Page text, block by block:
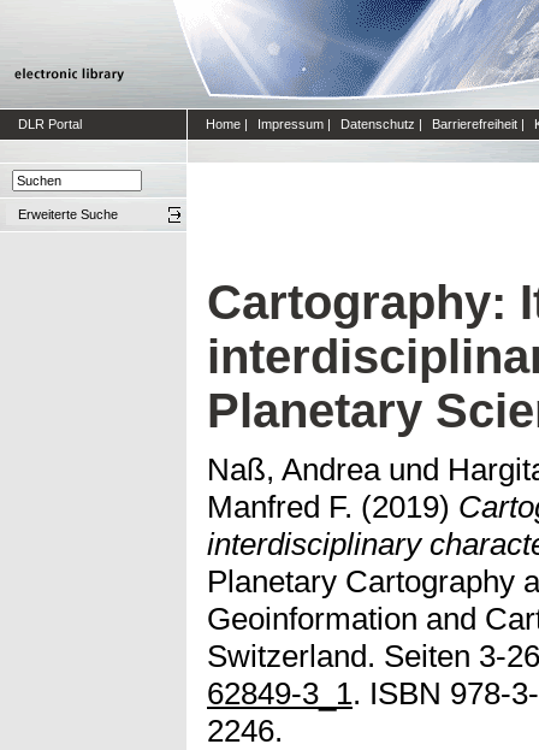
DLR Portal Home | Impressum | Datenschutz | Barrierefreiheit |
Erweiterte Suche
Cartography:
Planetary
Naß, Andreaund
Manfred F. (2019)
interdisciplinary
Planetary Cartography
Geoinformation and
Switzerland. Seiten 3-
62849-3_1. ISBN 978-
2246.